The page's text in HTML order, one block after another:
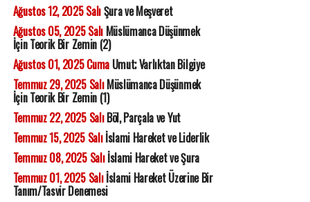
Ağustos 12, 2025 SalıŞura ve Meşveret
Ağustos 05, 2025 SalıMüslümanca Düşünmek
İçin Teorik Bir Zemin (2)
Ağustos 01, 2025 CumaUmut; Varlıktan Bilgiye
Temmuz 29, 2025 SalıMüslümanca Düşünmek
İçin Teorik Bir Zemin (1)
Temmuz 22, 2025 SalıBöl, Parçala ve Yut
Temmuz 15, 2025 Salıİslami Hareket ve Liderlik
Temmuz 08, 2025 Salıİslami Hareket ve Şura
Temmuz 01, 2025 Salıİslami Hareket Üzerine Bir
Tanım/Tasvir Denemesi